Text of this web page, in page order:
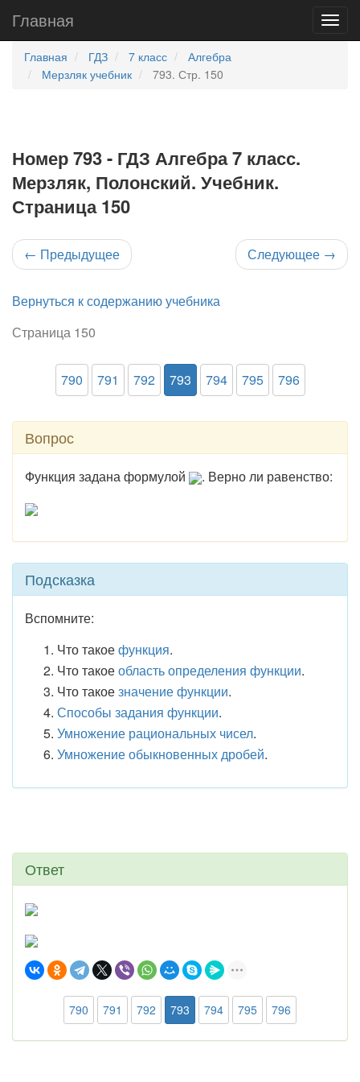
Главная
Главная ГДЗ 7 класс
Алгебра
Мерзляк учебник
793. Стр. 150
Номер 793 - ГДЗ Алгебра 7 класс.
Мерзляк, Полонский. Учебник.
Страница 150
← Предыдущее Следующее →
Вернуться к содержанию учебника
Страница 150
790 791 792 793 794 795 796
Вопрос
Функция задана формулой . Верно ли равенство:
Подсказка
Вспомните:
Что такоефункция.
Что такоеобласть определения функции.
Что такоезначение функции.
Способы задания функции.
Умножение рациональных чисел.
Умножение обыкновенных дробей.
Ответ
790 791 792 793 794 795 796